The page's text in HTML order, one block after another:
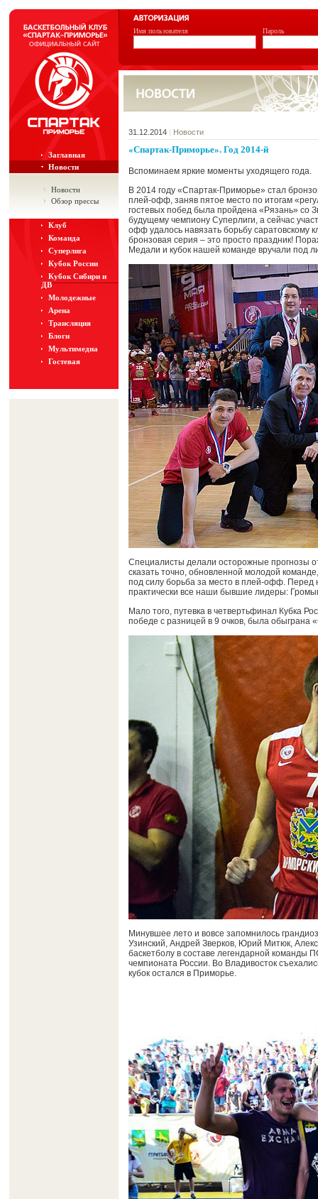
Имя пользователя Пароль
Заглавная
Новости
Новости
Обзор прессы
Клуб
Команда
Суперлига
Кубок России
Кубок Сибири и
ДВ
Молодежные
Арена
Трансляция
Блоги
Мультимедиа
Гостевая
31.12.2014 | Новости
«Спартак-Приморье». Год 2014-й
Вспоминаем яркие моменты уходящего года.
В 2014 году «Спартак-Приморье» стал
плей-офф, заняв пятое место по итогам
гостевых побед была пройдена «Рязань»
будущему чемпиону Суперлиги, а сейчас
офф удалось навязать борьбу саратовскому
бронзовая серия – это просто праздник!
Медали и кубок нашей команде вручали под
Специалисты делали осторожные прогнозы
сказать точно, обновленной молодой
под силу борьба за место в плей-офф. Перед
практически все наши бывшие лидеры:
Мало того, путевка в четвертьфинал Кубка
победе с разницей в 9 очков, была
Минувшее лето и вовсе запомнилось
Узинский, Андрей Зверков, Юрий Митюк,
баскетболу в составе легендарной команды
чемпионата России. Во Владивосток
кубок остался в Приморье.